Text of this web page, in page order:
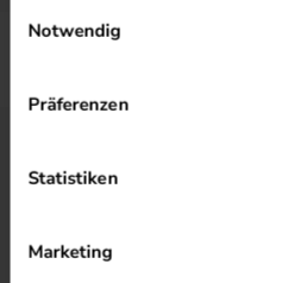
Notwendig
Präferenzen
Statistiken
Marketing